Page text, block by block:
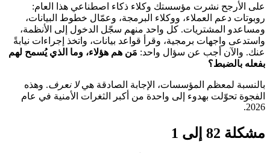
على الأرجح نشرت مؤسستك وكلاء ذكاء اصطناعي هذا العام:
روبوتات دعم العملاء، ووكلاء البرمجة، وعمّال خطوط البيانات،
ومساعدو المشتريات. كل واحد منهم سجّل الدخول إلى الأنظمة،
واستدعى واجهات برمجية، وقرأ قواعد بيانات، واتخذ إجراءات نيابةً
عنك. والآن أجب عن سؤال واحد:مَن هم هؤلاء، وما الذي يُسمح لهم
بفعله بالضبط؟
بالنسبة لمعظم المؤسسات، الإجابة الصادقة هي لا نعرف . وهذه
الفجوة تحوّلت بهدوء إلى واحدة من أكبر الثغرات الأمنية في عام
2026.
مشكلة 82 إلى 1